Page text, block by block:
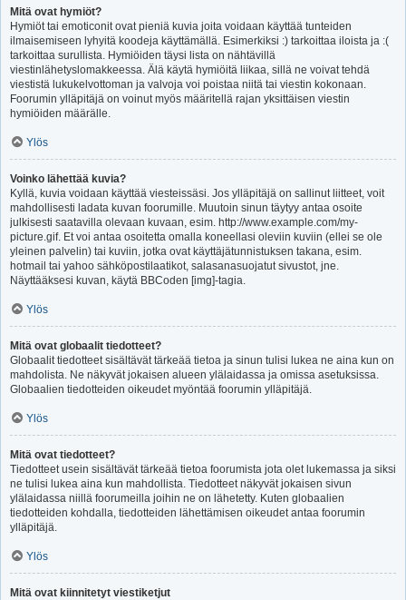
Mitä ovat hymiöt?
Hymiöt tai emoticonit ovat pieniä kuvia joita voidaan käyttää tunteiden
ilmaisemiseen lyhyitä koodeja käyttämällä. Esimerkiksi :) tarkoittaa iloista ja :(
tarkoittaa surullista. Hymiöiden täysi lista on nähtävillä
viestinlähetyslomakkeessa. Älä käytä hymiöitä liikaa, sillä ne voivat tehdä
viestistä lukukelvottoman ja valvoja voi poistaa niitä tai viestin kokonaan.
Foorumin ylläpitäjä on voinut myös määritellä rajan yksittäisen viestin
hymiöiden määrälle.
Ylös
Voinko lähettää kuvia?
Kyllä, kuvia voidaan käyttää viesteissäsi. Jos ylläpitäjä on sallinut liitteet, voit
mahdollisesti ladata kuvan foorumille. Muutoin sinun täytyy antaa osoite
julkisesti saatavilla olevaan kuvaan, esim. http://www.example.com/my-
picture.gif. Et voi antaa osoitetta omalla koneellasi oleviin kuviin (ellei se ole
yleinen palvelin) tai kuviin, jotka ovat käyttäjätunnistuksen takana, esim.
hotmail tai yahoo sähköpostilaatikot, salasanasuojatut sivustot, jne.
Näyttääksesi kuvan, käytä BBCoden [img]-tagia.
Ylös
Mitä ovat globaalit tiedotteet?
Globaalit tiedotteet sisältävät tärkeää tietoa ja sinun tulisi lukea ne aina kun on
mahdolista. Ne näkyvät jokaisen alueen ylälaidassa ja omissa asetuksissa.
Globaalien tiedotteiden oikeudet myöntää foorumin ylläpitäjä.
Ylös
Mitä ovat tiedotteet?
Tiedotteet usein sisältävät tärkeää tietoa foorumista jota olet lukemassa ja siksi
ne tulisi lukea aina kun mahdollista. Tiedotteet näkyvät jokaisen sivun
ylälaidassa niillä foorumeilla joihin ne on lähetetty. Kuten globaalien
tiedotteiden kohdalla, tiedotteiden lähettämisen oikeudet antaa foorumin
ylläpitäjä.
Ylös
Mitä ovat kiinnitetyt viestiketjut